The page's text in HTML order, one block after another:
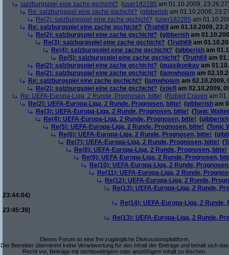
salzburgspiel eine zache gschicht? (user182285 am 01.10.2009,
Re: salzburgspiel eine zache gschicht? (gibberish am 01.10.2009,
Re(2): salzburgspiel eine zache gschicht? (user182285 am
Re: salzburgspiel eine zache gschicht? (Truth69 am 01.10.2009,
Re(2): salzburgspiel eine zache gschicht? (gibberish am
Re(3): salzburgspiel eine zache gschicht? (Truth69 am
Re(4): salzburgspiel eine zache gschicht? (gibberish am
Re(5): salzburgspiel eine zache gschicht? (Truth69 am
Re(2): salzburgspiel eine zache gschicht? (quasikonkav am
Re(2): salzburgspiel eine zache gschicht? (iamwhoiam am
Re: salzburgspiel eine zache gschicht? (iamwhoiam am 02.10.2009,
Re(2): salzburgspiel eine zache gschicht? (stiefl am 02.10.2009,
Re: UEFA-Europa-Liga, 2 Runde, Prognosen, bitte! (Robert Craven am
Re(2): UEFA-Europa-Liga, 2 Runde, Prognosen, bitte! (gibberish am
Re(3): UEFA-Europa-Liga, 2 Runde, Prognosen, bitte! (Tonic Walter
Re(4): UEFA-Europa-Liga, 2 Runde, Prognosen, bitte! (gibberish
Re(5): UEFA-Europa-Liga, 2 Runde, Prognosen, bitte! (Tonic
Re(6): UEFA-Europa-Liga, 2 Runde, Prognosen, bitte! (
Re(7): UEFA-Europa-Liga, 2 Runde, Prognosen, bitte! (
Re(8): UEFA-Europa-Liga, 2 Runde, Prognosen, bitte!
Re(9): UEFA-Europa-Liga, 2 Runde, Prognosen,
Re(10): UEFA-Europa-Liga, 2 Runde,
Re(11): UEFA-Europa-Liga, 2 Runde,
Re(12): UEFA-Europa-Liga, 2 Runde,
Re(13): UEFA-Europa-Liga, 2 Runde,
23:44:04)
Re(14): UEFA-Europa-Liga, 2
23:45:39)
Re(13): UEFA-Europa-Liga, 2 Runde,
Dieses Forum ist eine frei zugängliche Diskussionsplattform.
Der Betreiber übernimmt keine Verantwortung für den Inhalt der Beiträge und behält sich das
Recht vor, Beiträge mit rechtswidrigem oder anstößigem Inhalt zu löschen.